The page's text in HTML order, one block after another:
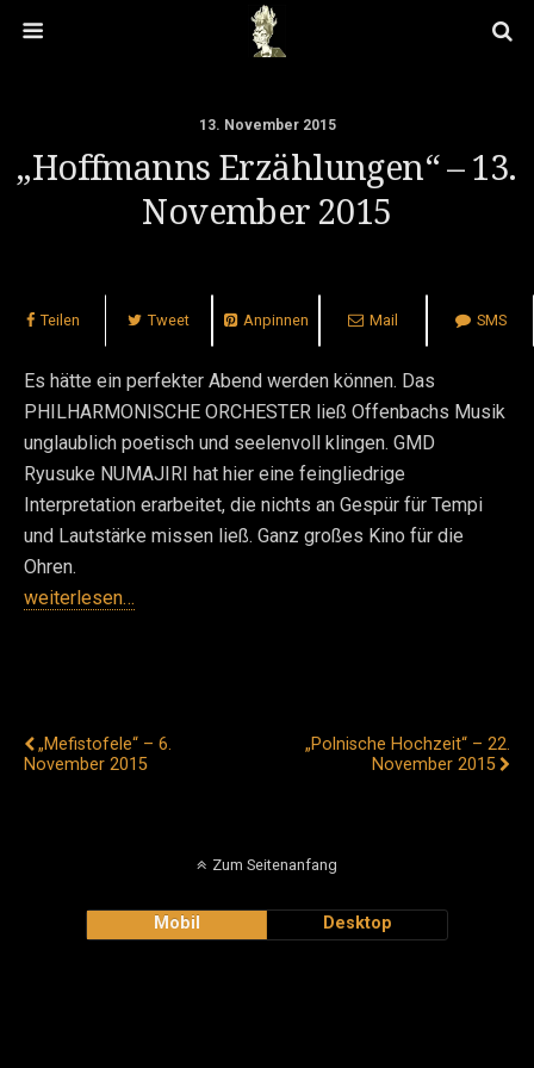
13. November 2015
„Hoffmanns Erzählungen“ – 13.
November 2015
Teilen Tweet Anpinnen Mail SMS
Es hätte ein perfekter Abend werden können. Das
PHILHARMONISCHE ORCHESTER ließ Offenbachs Musik
unglaublich poetisch und seelenvoll klingen. GMD
Ryusuke NUMAJIRI hat hier eine feingliedrige
Interpretation erarbeitet, die nichts an Gespür für Tempi
und Lautstärke missen ließ. Ganz großes Kino für die
Ohren.
weiterlesen…
„Mefistofele“ – 6.
November 2015
„Polnische Hochzeit“ – 22.
November 2015
Zum Seitenanfang
Mobil Desktop